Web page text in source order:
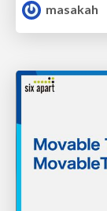
masakah